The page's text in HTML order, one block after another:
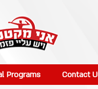
Programs Contact